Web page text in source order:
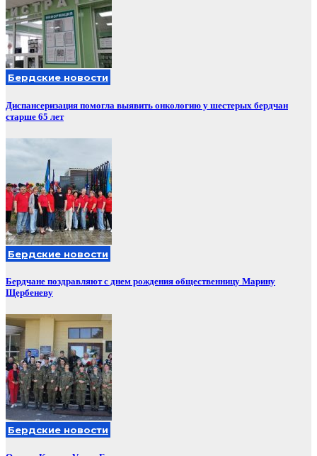
Бердские новости
Диспансеризация помогла выявить онкологию у шестерых бердчан
старше 65 лет
Бердские новости
Бердчане поздравляют с днем рождения общественницу Марину
Щербеневу
Бердские новости